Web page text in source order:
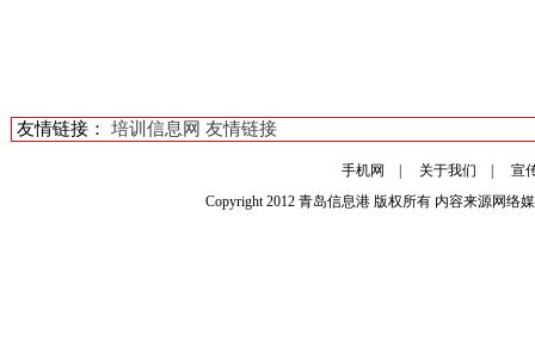
友情链接： 培训信息网 友情链接
手机网 关于我们 |宣
Copyright 2012青岛信息港 版权所有 内容来源网络